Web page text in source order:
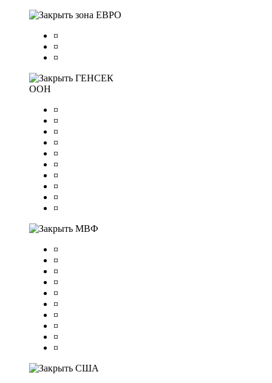
зона ЕВРО
¤
¤
¤
ГЕНСЕК
ООН
¤
¤
¤
¤
¤
¤
¤
¤
¤
¤
МВФ
¤
¤
¤
¤
¤
¤
¤
¤
¤
¤
США